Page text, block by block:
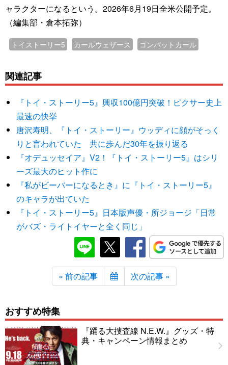
ャラクターになるという。2026年6月19日全米公開予定。
（編集部・倉本拓弥）
トイストーリー5 カールウェザース コンバットカール
関連記事
『トイ・ストーリー5』興収100億円突破！ピクサー史上
最速の快挙
唐沢寿明、『トイ・ストーリー』ウッディに顔がそっく
りと言われていた 共に歩んだ30年を振り返る
『オデュッセイア』V2！『トイ・ストーリー5』はシリ
ーズ最大のヒット作に
『私がビーバーになるとき』に『トイ・ストーリー5』
のキャラが出ていた
『トイ・ストーリー5』日本版声優・所ジョージ「日常
がバズ・ライトイヤーと全く同じ」
« 前の記事 次の記事 »
おすすめ特集
『踊る大捜査線 N.E.W.』グッズ・特
典・キャンペーン情報まとめ